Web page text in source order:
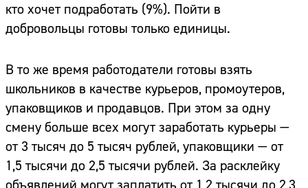
кто хочет подработать (9%). Пойти в
добровольцы готовы только единицы.
В то же время работодатели готовы взять
школьников в качестве курьеров, промоутеров,
упаковщиков и продавцов. При этом за одну
смену больше всех могут заработать курьеры —
от 3 тысяч до 5 тысяч рублей, упаковщики — от
1,5 тысячи до 2,5 тысячи рублей. За расклейку